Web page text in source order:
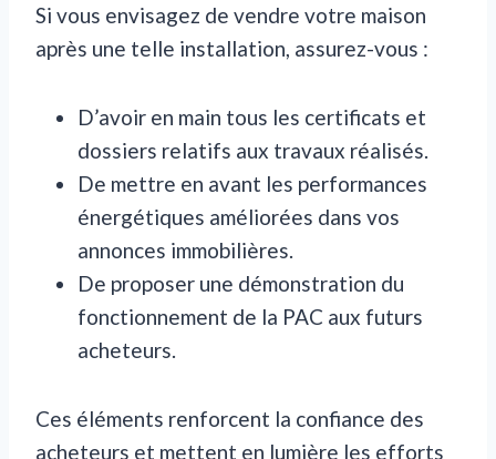
Si vous envisagez de vendre votre maison
après une telle installation, assurez-vous :
D’avoir en main tous les certificats et
dossiers relatifs aux travaux réalisés.
De mettre en avant les performances
énergétiques améliorées dans vos
annonces immobilières.
De proposer une démonstration du
fonctionnement de la PAC aux futurs
acheteurs.
Ces éléments renforcent la confiance des
acheteurs et mettent en lumière les efforts